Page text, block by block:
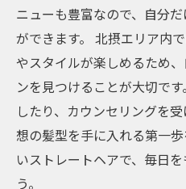
ニューも豊富なので、自分
ができます。 北摂エリア内
やスタイルが楽しめるため
ンを見つけることが大切で
したり、カウンセリングを
想の髪型を手に入れる第一
いストレートヘアで、毎日
う。